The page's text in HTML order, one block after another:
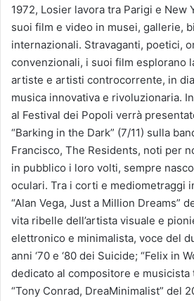
1972, Losier lavora tra Parigi e New
suoi film e video in musei, gallerie,
internazionali. Stravaganti, poetici,
convenzionali, i suoi film esplorano
artiste e artisti controcorrente, in
musica innovativa e rivoluzionaria.
al Festival dei Popoli verrà
“Barking in the Dark” (7/11) sulla
Francisco, The Residents, noti per
in pubblico i loro volti, sempre
oculari. Tra i corti e mediometraggi
“Alan Vega, Just a Million Dreams”
vita ribelle dell’artista visuale e
elettronico e minimalista, voce del
anni ‘70 e ‘80 dei Suicide; “Felix in
dedicato al compositore e musicista
“Tony Conrad, DreaMinimalist” del